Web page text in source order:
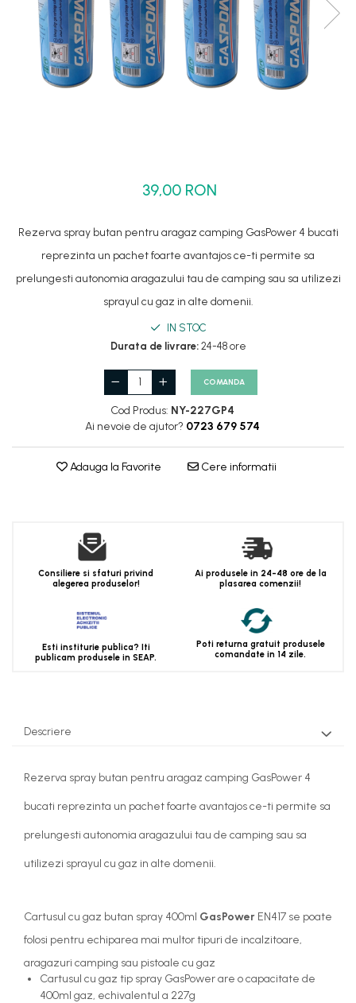
Set dus complet echipat
Suport prindere para dus
Baterie salon
Baterii bideu
39,00 RON
Rezerva spray butan pentru aragaz camping GasPower 4 bucati
reprezinta un pachet foarte avantajos ce-ti permite sa
prelungesti autonomia aragazului tau de camping sau sa utilizezi
sprayul cu gaz in alte domenii.
IN STOC
Durata de livrare:24-48 ore
COMANDA
Cod Produs: NY-227GP4
Ai nevoie de ajutor? 0723 679 574
Adauga la Favorite Cere informatii
Consiliere si sfaturi privind
alegerea produselor!
Ai produsele in 24-48 ore de la
plasarea comenzii!
Esti institurie publica? Iti
publicam produsele in SEAP.
Poti returna gratuit produsele
comandate in 14 zile.
Descriere
Rezerva spray butan pentru aragaz camping GasPower 4
bucati reprezinta un pachet foarte avantajos ce-ti permite sa
prelungesti autonomia aragazului tau de camping sau sa
utilizezi sprayul cu gaz in alte domenii.
Cartusul cu gaz butan spray 400ml GasPower EN417 se poate
folosi pentru echiparea mai multor tipuri de incalzitoare,
aragazuri camping sau pistoale cu gaz
Cartusul cu gaz tip spray GasPower are o capacitate de
400ml gaz, echivalentul a 227g